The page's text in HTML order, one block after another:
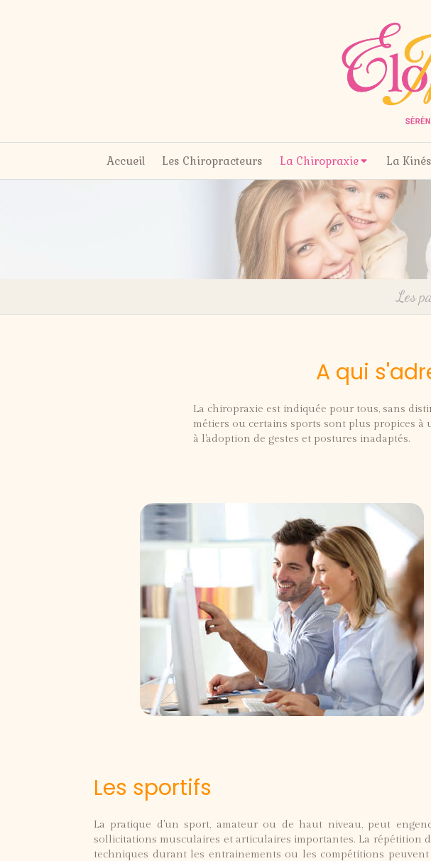
Accueil Les Chiropracteurs La Chiropraxie La
Les
A qui
La chiropraxie est indiquée pour tous, sans
métiers ou certains sports sont plus propices
à l'adoption de gestes et postures inadaptés.
Les sportifs
La pratique d'un sport, amateur ou de haut niveau, peut
sollicitations musculaires et articulaires importantes. La répétition
techniques durant les entrainements ou les compétitions peuvent